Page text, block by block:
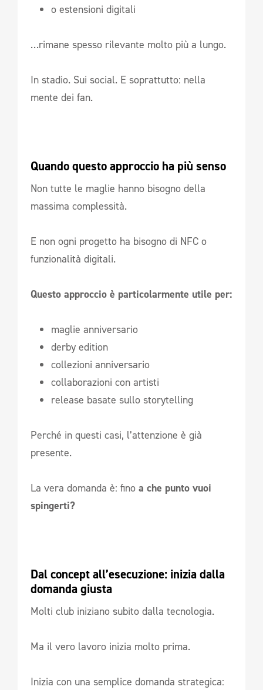
o estensioni digitali
…rimane spesso rilevante molto più a lungo.
In stadio. Sui social. E soprattutto: nella
mente dei fan.
Quando questo approccio ha più senso
Non tutte le maglie hanno bisogno della
massima complessità.
E non ogni progetto ha bisogno di NFC o
funzionalità digitali.
Questo approccio è particolarmente utile per:
maglie anniversario
derby edition
collezioni anniversario
collaborazioni con artisti
release basate sullo storytelling
Perché in questi casi, l’attenzione è già
presente.
La vera domanda è: fino a che punto vuoi
spingerti?
Dal concept all’esecuzione: inizia dalla
domanda giusta
Molti club iniziano subito dalla tecnologia.
Ma il vero lavoro inizia molto prima.
Inizia con una semplice domanda strategica: